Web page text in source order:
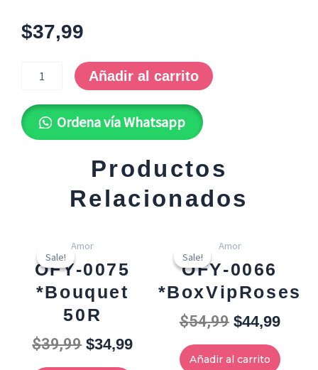
$37,99
*BoxFerreros
Añadir al carrito
Ordena vía Whatsapp
Productos
Relacionados
Sale!
Sale!
Amor
OFY-0075
*Bouquet
50R
$39,99
was:
$39,99.
$34,99
$34,99.
Sale!
Sale!
Amor
OFY-0066
*BoxVipRoses
$54,99
was:
$54,99.
$44,99
Añadir al carrito